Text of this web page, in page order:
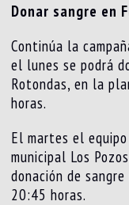
Donar sangre en
Continúa la
el lunes se podrá
Rotondas, en la
horas.
El martes el
municipal Los
donación de
20:45 horas.